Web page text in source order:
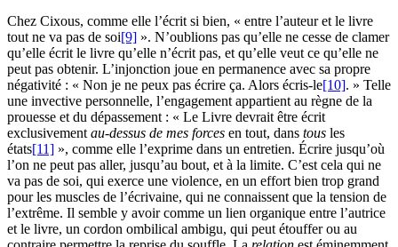
Chez Cixous, comme elle l’écrit si bien, « entre l’auteur et le livre
tout ne va pas de soi[9] ». N’oublions pas qu’elle ne cesse de clamer
qu’elle écrit le livre qu’elle n’écrit pas, et qu’elle veut ce qu’elle ne
peut pas obtenir. L’injonction joue en permanence avec sa propre
négativité : « Non je ne peux pas écrire ça. Alors écris-le[10]. » Telle
une invective personnelle, l’engagement appartient au règne de la
prouesse et du dépassement : « Le Livre devrait être écrit
exclusivement au-dessus de mes forces en tout, dans tous les
états[11] », comme elle l’exprime dans un entretien. Écrire jusqu’où
l’on ne peut pas aller, jusqu’au bout, et à la limite. C’est cela qui ne
va pas de soi, qui exerce une violence, en un effort bien trop grand
pour les muscles de l’écrivaine, qui ne connaissent que la tension de
l’extrême. Il semble y avoir comme un lien organique entre l’autrice
et le livre, un cordon ombilical ambigu, qui peut étouffer ou au